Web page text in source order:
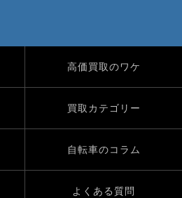
高価買取のワケ
買取カテゴリー
自転車のコラム
よくある質問